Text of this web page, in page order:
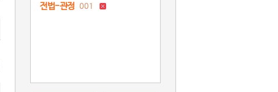
전법-관정 001